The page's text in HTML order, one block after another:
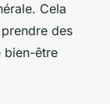
Cela
des
bien-être